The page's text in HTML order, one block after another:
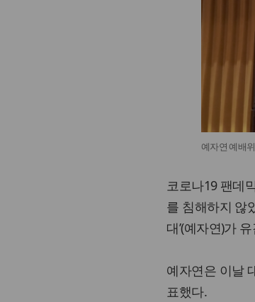
예자연 예배
코로나19 팬데
를 침해하지 않
대’(예자연)가
예자연은 이날
표했다.